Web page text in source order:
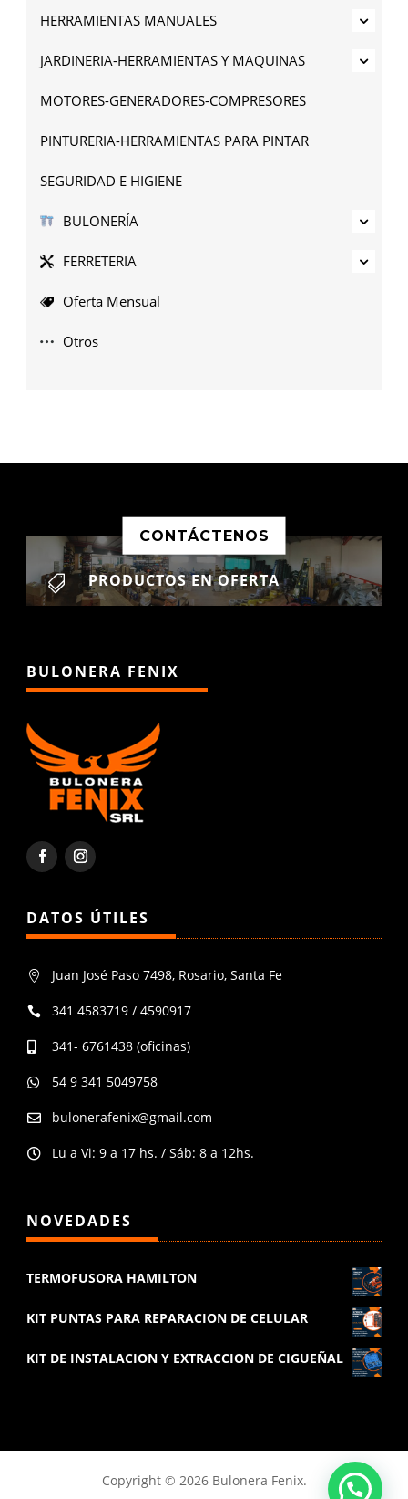
HERRAMIENTAS MANUALES
JARDINERIA-HERRAMIENTAS Y MAQUINAS
MOTORES-GENERADORES-COMPRESORES
PINTURERIA-HERRAMIENTAS PARA PINTAR
SEGURIDAD E HIGIENE
BULONERÍA
FERRETERIA
Oferta Mensual
Otros
CONTÁCTENOS
 PRODUCTOS EN OFERTA
BULONERA FENIX
DATOS ÚTILES
 Juan José Paso 7498, Rosario, Santa Fe
 341 4583719 / 4590917
341- 6761438 (oficinas)
 54 9 341 5049758
 bulonerafenix@gmail.com
 Lu a Vi: 9 a 17 hs. / Sáb: 8 a 12hs.
NOVEDADES
TERMOFUSORA HAMILTON
KIT PUNTAS PARA REPARACION DE CELULAR
KIT DE INSTALACION Y EXTRACCION DE CIGUEÑAL
Copyright © 2026 Bulonera Fenix.